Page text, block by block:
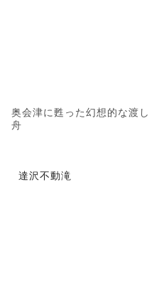
奥会津に甦った幻想的な渡し
舟
達沢不動滝